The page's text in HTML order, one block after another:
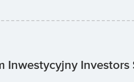
Inwestycyjny Investors